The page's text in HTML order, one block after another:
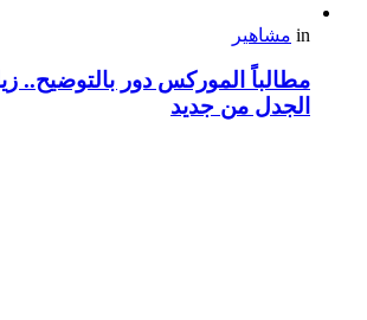
in مشاهير
مطالباً الموركس دور بالتوضيح..
الجدل من جديد